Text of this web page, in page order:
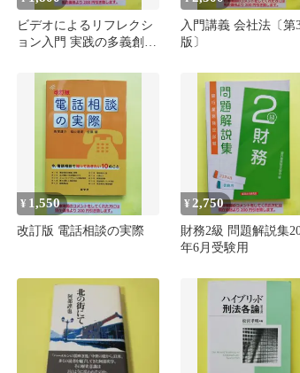
ビデオによるリフレクシ
ョン入門 実践の多義創発
入門講義 会社法〔第
版〕
¥ 1,550
改訂版 電話相談の実際
¥ 2,750
財務2級 問題解説集
年6月受験用